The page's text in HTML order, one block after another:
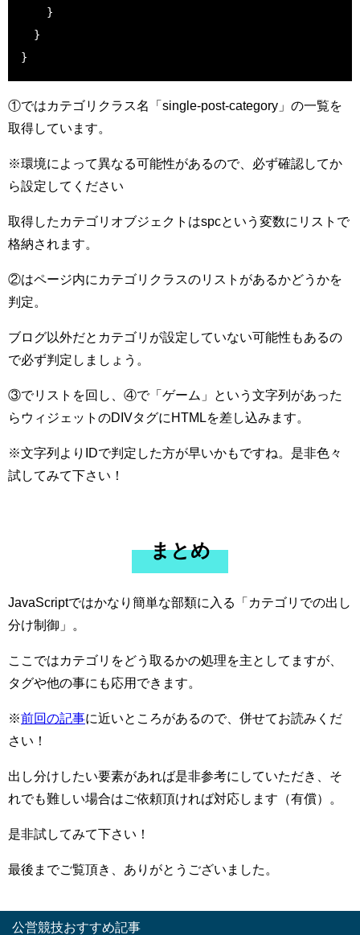
}
①ではカテゴリクラス名「single-post-category」の一覧を
取得しています。
※環境によって異なる可能性があるので、必ず確認してか
ら設定してください
取得したカテゴリオブジェクトはspcという変数にリストで
格納されます。
②はページ内にカテゴリクラスのリストがあるかどうかを
判定。
ブログ以外だとカテゴリが設定していない可能性もあるの
で必ず判定しましょう。
③でリストを回し、④で「ゲーム」という文字列があった
らウィジェットのDIVタグにHTMLを差し込みます。
※文字列よりIDで判定した方が早いかもですね。是非色々
試してみて下さい！
まとめ
JavaScriptではかなり簡単な部類に入る「カテゴリでの出し
分け制御」。
ここではカテゴリをどう取るかの処理を主としてますが、
タグや他の事にも応用できます。
※前回の記事に近いところがあるので、併せてお読みくだ
さい！
出し分けしたい要素があれば是非参考にしていただき、そ
れでも難しい場合はご依頼頂ければ対応します（有償）。
是非試してみて下さい！
最後までご覧頂き、ありがとうございました。
公営競技おすすめ記事